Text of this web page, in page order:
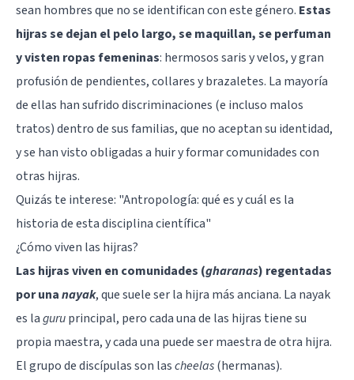
sean hombres que no se identifican con este género. Estas
hijras se dejan el pelo largo, se maquillan, se perfuman
y visten ropas femeninas: hermosos saris y velos, y gran
profusión de pendientes, collares y brazaletes. La mayoría
de ellas han sufrido discriminaciones (e incluso malos
tratos) dentro de sus familias, que no aceptan su identidad,
y se han visto obligadas a huir y formar comunidades con
otras hijras.
Quizás te interese: "Antropología: qué es y cuál es la
historia de esta disciplina científica"
¿Cómo viven las hijras?
Las hijras viven en comunidades (gharanas) regentadas
por unanayak, que suele ser la hijra más anciana. La nayak
es laguruprincipal, pero cada una de las hijras tiene su
propia maestra, y cada una puede ser maestra de otra hijra.
El grupo de discípulas son lascheelas(hermanas).